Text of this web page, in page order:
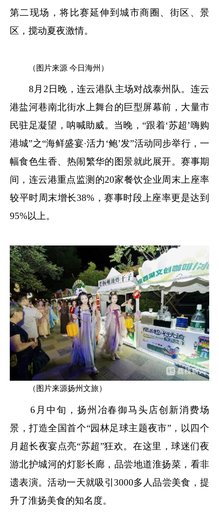
第二现场，将比赛延伸到城市商圈、街区、景
区，搅动夏夜激情。
（图片来源 今日海州）
8月2日晚，连云港队主场对战泰州队。连云
港盐河巷南北街水上舞台的巨型屏幕前，大量市
民驻足凝望，呐喊助威。当晚，“跟着‘苏超’嗨购
港城”之“海鲜盛宴·活力‘鲍’发”活动同步举行，一
幅食色生香、热闹繁华的图景就此展开。赛事期
间，连云港重点监测的20家餐饮企业周末上座率
较平时周末增长38%，赛事时段上座率更是达到
95%以上。
（图片来源扬州文旅）
6月中旬，扬州冶春御马头店创新消费场
景，打造全国首个“园林足球主题夜市”，以四个
月超长夜宴点亮“苏超”狂欢。在这里，球迷们夜
游北护城河的灯影长廊，品尝地道淮扬菜，看非
遗表演。活动一天就吸引3000多人品尝美食，提
升了淮扬美食的知名度。